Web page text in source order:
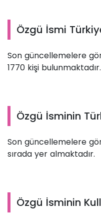
Özgü İsmi
Son güncellemelere
1770 kişi bulunmaktadır.
Özgü İsminin
Son güncellemelere
sırada yer almaktadır.
Özgü İsminin